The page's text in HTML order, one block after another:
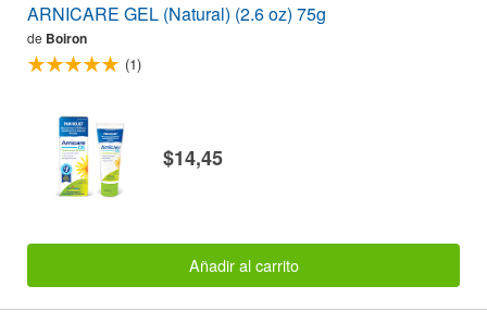
ARNICARE GEL (Natural) (2.6 oz) 75g
de Boiron
(1)
$14,45
Añadir al carrito